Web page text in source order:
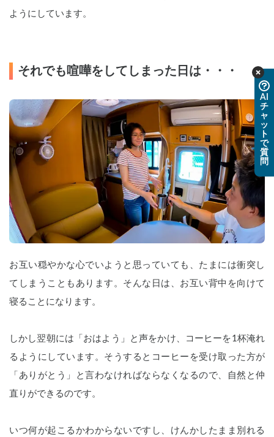
ようにしています。
それでも喧嘩をしてしまった日は・・・
お互い穏やかな心でいようと思っていても、たまには衝突し
てしまうこともあります。そんな日は、お互い背中を向けて
寝ることになります。
しかし翌朝には「おはよう」と声をかけ、コーヒーを1杯淹れ
るようにしています。そうするとコーヒーを受け取った方が
「ありがとう」と言わなければならなくなるので、自然と仲
直りができるのです。
いつ何が起こるかわからないですし、けんかしたまま別れる
AI
チ
ャ
ッ
ト
で
質
問